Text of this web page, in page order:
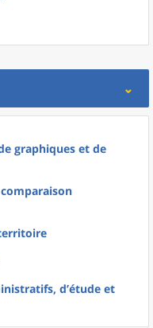
graphiques et de
d’étude et